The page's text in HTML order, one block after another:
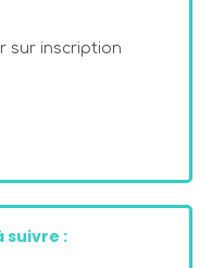
sur inscription
suivre :